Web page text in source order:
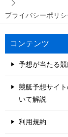
プライバシーポリシ
コンテンツ
予想が当たる
競艇予想サイ
いて解説
利用規約